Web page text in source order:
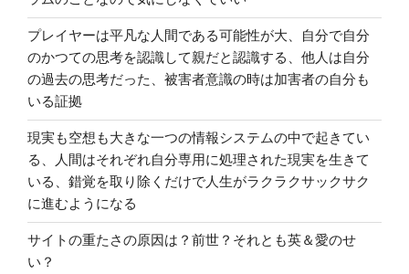
プレイヤーは平凡な人間である可能性が大、自分で自分
のかつての思考を認識して親だと認識する、他人は自分
の過去の思考だった、被害者意識の時は加害者の自分も
いる証拠
現実も空想も大きな一つの情報システムの中で起きてい
る、人間はそれぞれ自分専用に処理された現実を生きて
いる、錯覚を取り除くだけで人生がラクラクサックサク
に進むようになる
サイトの重たさの原因は？前世？それとも英＆愛のせ
い？